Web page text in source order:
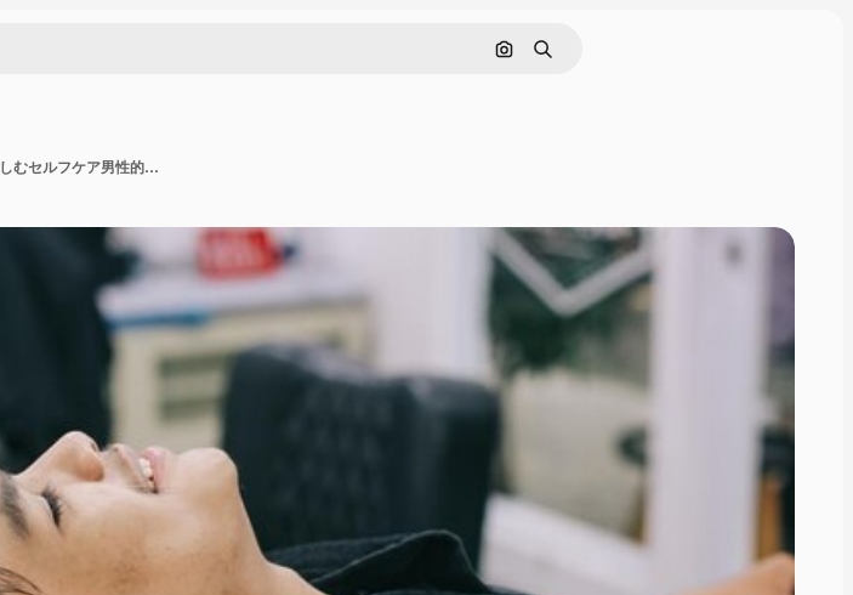
画像で検索
検索
理髪店を訪れる青年消費者はサロンでのトリートメントを楽しむセルフケア男性的な美しさBa